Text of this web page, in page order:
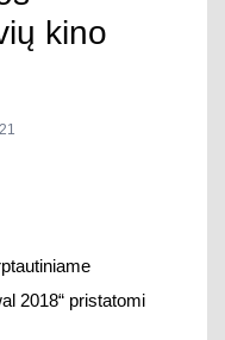
kino
2018“ pristatomi